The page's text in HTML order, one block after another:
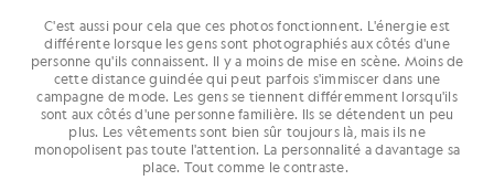
C'est aussi pour cela que ces photos fonctionnent. L'énergie est
différente lorsque les gens sont photographiés aux côtés d'une
personne qu'ils connaissent. Il y a moins de mise en scène. Moins de
cette distance guindée qui peut parfois s'immiscer dans une
campagne de mode. Les gens se tiennent différemment lorsqu'ils
sont aux côtés d'une personne familière. Ils se détendent un peu
plus. Les vêtements sont bien sûr toujours là, mais ils ne
monopolisent pas toute l'attention. La personnalité a davantage sa
place. Tout comme le contraste.